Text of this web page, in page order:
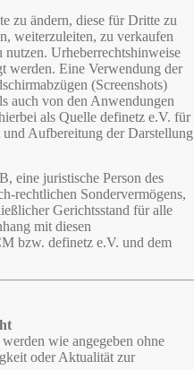
zu ändern, diese für Dritte zu
weiterzuleiten, zu verkaufen
Urheberrechtshinweise
werden. Eine Verwendung der
(Screenshots)
auch von den Anwendungen
als Quelle definetz e.V. für
Aufbereitung der Darstellung
eine juristische Person des
rechtlichen Sondervermögens,
Gerichtsstand für alle
mit diesen
bzw. definetz e.V. und dem
wie angegeben ohne
oder Aktualität zur